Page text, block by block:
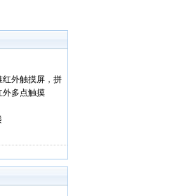
红外触摸屏，拼
外多点触摸